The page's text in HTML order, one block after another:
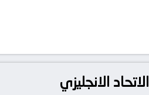
الانجليزي